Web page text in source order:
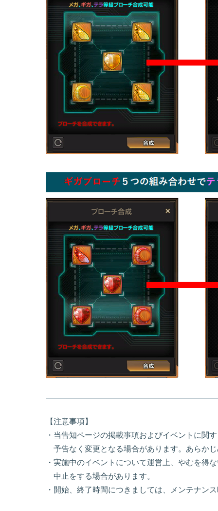
【注意事項】
・当告知ページの掲載事項およびイベントに関
予告なく変更となる場合があります。あらか
・実施中のイベントについて運営上、やむを得
中止をする場合があります。
・開始、終了時間につきましては、メンテナン